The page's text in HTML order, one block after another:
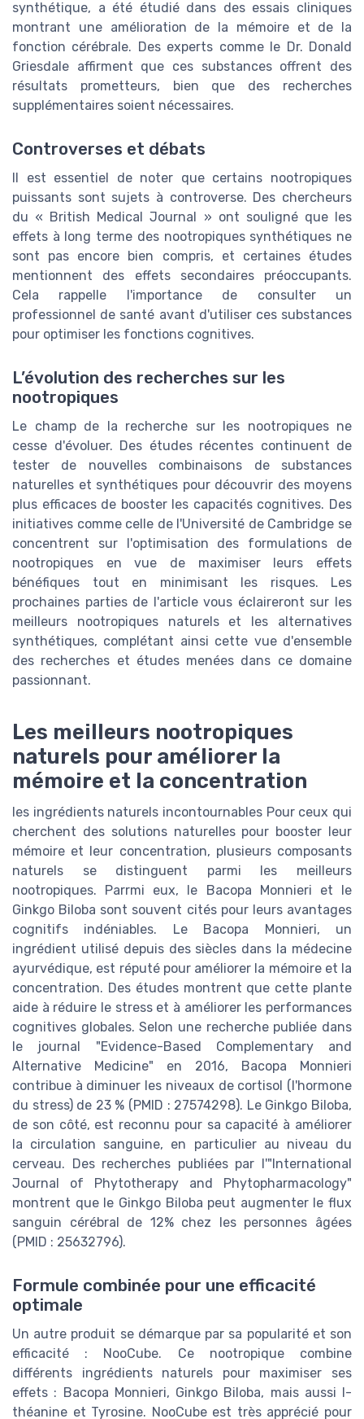
synthétique, a été étudié dans des essais cliniques
montrant une amélioration de la mémoire et de la
fonction cérébrale. Des experts comme le Dr. Donald
Griesdale affirment que ces substances offrent des
résultats prometteurs, bien que des recherches
supplémentaires soient nécessaires.
Controverses et débats
Il est essentiel de noter que certains nootropiques
puissants sont sujets à controverse. Des chercheurs
du « British Medical Journal » ont souligné que les
effets à long terme des nootropiques synthétiques ne
sont pas encore bien compris, et certaines études
mentionnent des effets secondaires préoccupants.
Cela rappelle l'importance de consulter un
professionnel de santé avant d'utiliser ces substances
pour optimiser les fonctions cognitives.
L’évolution des recherches sur les
nootropiques
Le champ de la recherche sur les nootropiques ne
cesse d'évoluer. Des études récentes continuent de
tester de nouvelles combinaisons de substances
naturelles et synthétiques pour découvrir des moyens
plus efficaces de booster les capacités cognitives. Des
initiatives comme celle de l'Université de Cambridge se
concentrent sur l'optimisation des formulations de
nootropiques en vue de maximiser leurs effets
bénéfiques tout en minimisant les risques. Les
prochaines parties de l'article vous éclaireront sur les
meilleurs nootropiques naturels et les alternatives
synthétiques, complétant ainsi cette vue d'ensemble
des recherches et études menées dans ce domaine
passionnant.
Les meilleurs nootropiques
naturels pour améliorer la
mémoire et la concentration
les ingrédients naturels incontournables Pour ceux qui
cherchent des solutions naturelles pour booster leur
mémoire et leur concentration, plusieurs composants
naturels se distinguent parmi les meilleurs
nootropiques. Parrmi eux, le Bacopa Monnieri et le
Ginkgo Biloba sont souvent cités pour leurs avantages
cognitifs indéniables. Le Bacopa Monnieri, un
ingrédient utilisé depuis des siècles dans la médecine
ayurvédique, est réputé pour améliorer la mémoire et la
concentration. Des études montrent que cette plante
aide à réduire le stress et à améliorer les performances
cognitives globales. Selon une recherche publiée dans
le journal "Evidence-Based Complementary and
Alternative Medicine" en 2016, Bacopa Monnieri
contribue à diminuer les niveaux de cortisol (l'hormone
du stress) de 23 % (PMID : 27574298). Le Ginkgo Biloba,
de son côté, est reconnu pour sa capacité à améliorer
la circulation sanguine, en particulier au niveau du
cerveau. Des recherches publiées par l'"International
Journal of Phytotherapy and Phytopharmacology"
montrent que le Ginkgo Biloba peut augmenter le flux
sanguin cérébral de 12% chez les personnes âgées
(PMID : 25632796).
Formule combinée pour une efficacité
optimale
Un autre produit se démarque par sa popularité et son
efficacité : NooCube. Ce nootropique combine
différents ingrédients naturels pour maximiser ses
effets : Bacopa Monnieri, Ginkgo Biloba, mais aussi l-
théanine et Tyrosine. NooCube est très apprécié pour